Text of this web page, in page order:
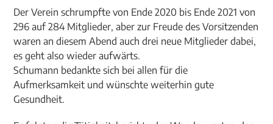
Der Verein schrumpfte von Ende 2020 bis Ende 2021 von
296 auf 284 Mitglieder, aber zur Freude des Vorsitzenden
waren an diesem Abend auch drei neue Mitglieder dabei,
es geht also wieder aufwärts.
Schumann bedankte sich bei allen für die
Aufmerksamkeit und wünschte weiterhin gute
Gesundheit.